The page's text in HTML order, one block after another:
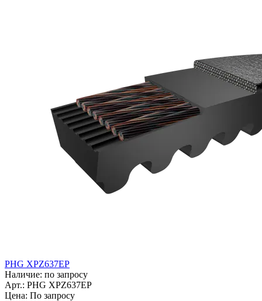
PHG XPZ637EP
Наличие: по запросу
Арт.: PHG XPZ637EP
Цена: По запросу